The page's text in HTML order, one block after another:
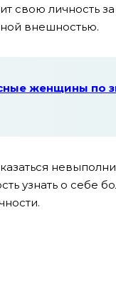
свою личность
внешностью.
женщины по
узнать о себе